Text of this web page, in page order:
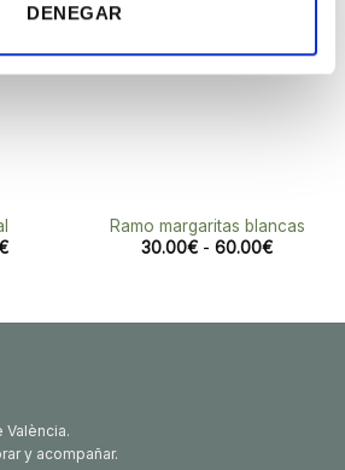
DENEGAR
deseos
Rango
hasta
Ramo margaritas blancas
30.00€ - 60.00€Rango
hasta
València.
y acompañar.